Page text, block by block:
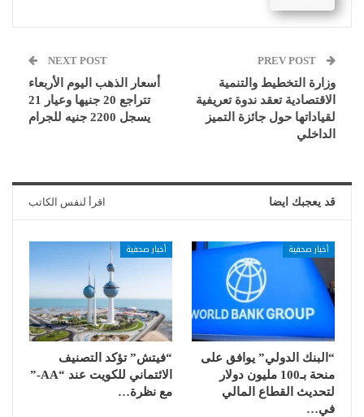
وزارة التخطيط والتنمية
الاقتصادية تعقد ندوة تعريفية
لقياداتها حول جائزة التميز
الداخلي
NEXT POST
أسعار الذهب اليوم الأربعاء
تتراجع 20 جنيها وعيار 21
يسجل 2200 جنيه للجرام
قد يعجبك ايضا اقرأ لنفس الكاتب
أخبار صحفية
“البنك الدولي” يوافق على
منحة بـ100 مليون دولار
لتحديث القطاع المالي
في…
أخبار صحفية
“فيتش” تؤكد التصنيف
الائتماني للكويت عند “AA-”
مع نظرة…